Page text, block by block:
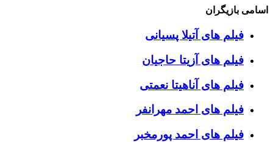
اسامی بازیگران
فیلم های آتیلا پسیانی
فیلم های آزیتا حاجیان
فیلم های آناهیتا نعمتی
فیلم های احمد مهرانفر
فیلم های احمد پورمخبر